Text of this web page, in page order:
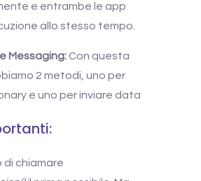
e entrambe le app
allo stesso tempo.
Messaging: Con questa
2 metodi, uno per
e uno per inviare data
chiamare